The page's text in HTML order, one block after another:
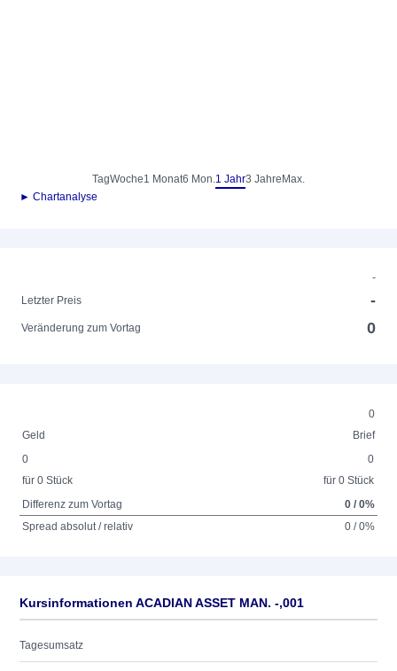
TagWoche1 Monat6 Mon.1 Jahr3 Jahre Max.
► Chartanalyse
-
Letzter Preis
-
Veränderung zum Vortag 0
0
Geld
Brief
0
für 0 Stück
0
für 0 Stück
Differenz zum Vortag
0 / 0%
Spread absolut / relativ
0 / 0%
Kursinformationen ACADIAN ASSET MAN. -,001
Tagesumsatz